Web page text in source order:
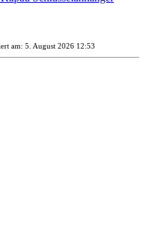
am: 5. August 2026 12:53